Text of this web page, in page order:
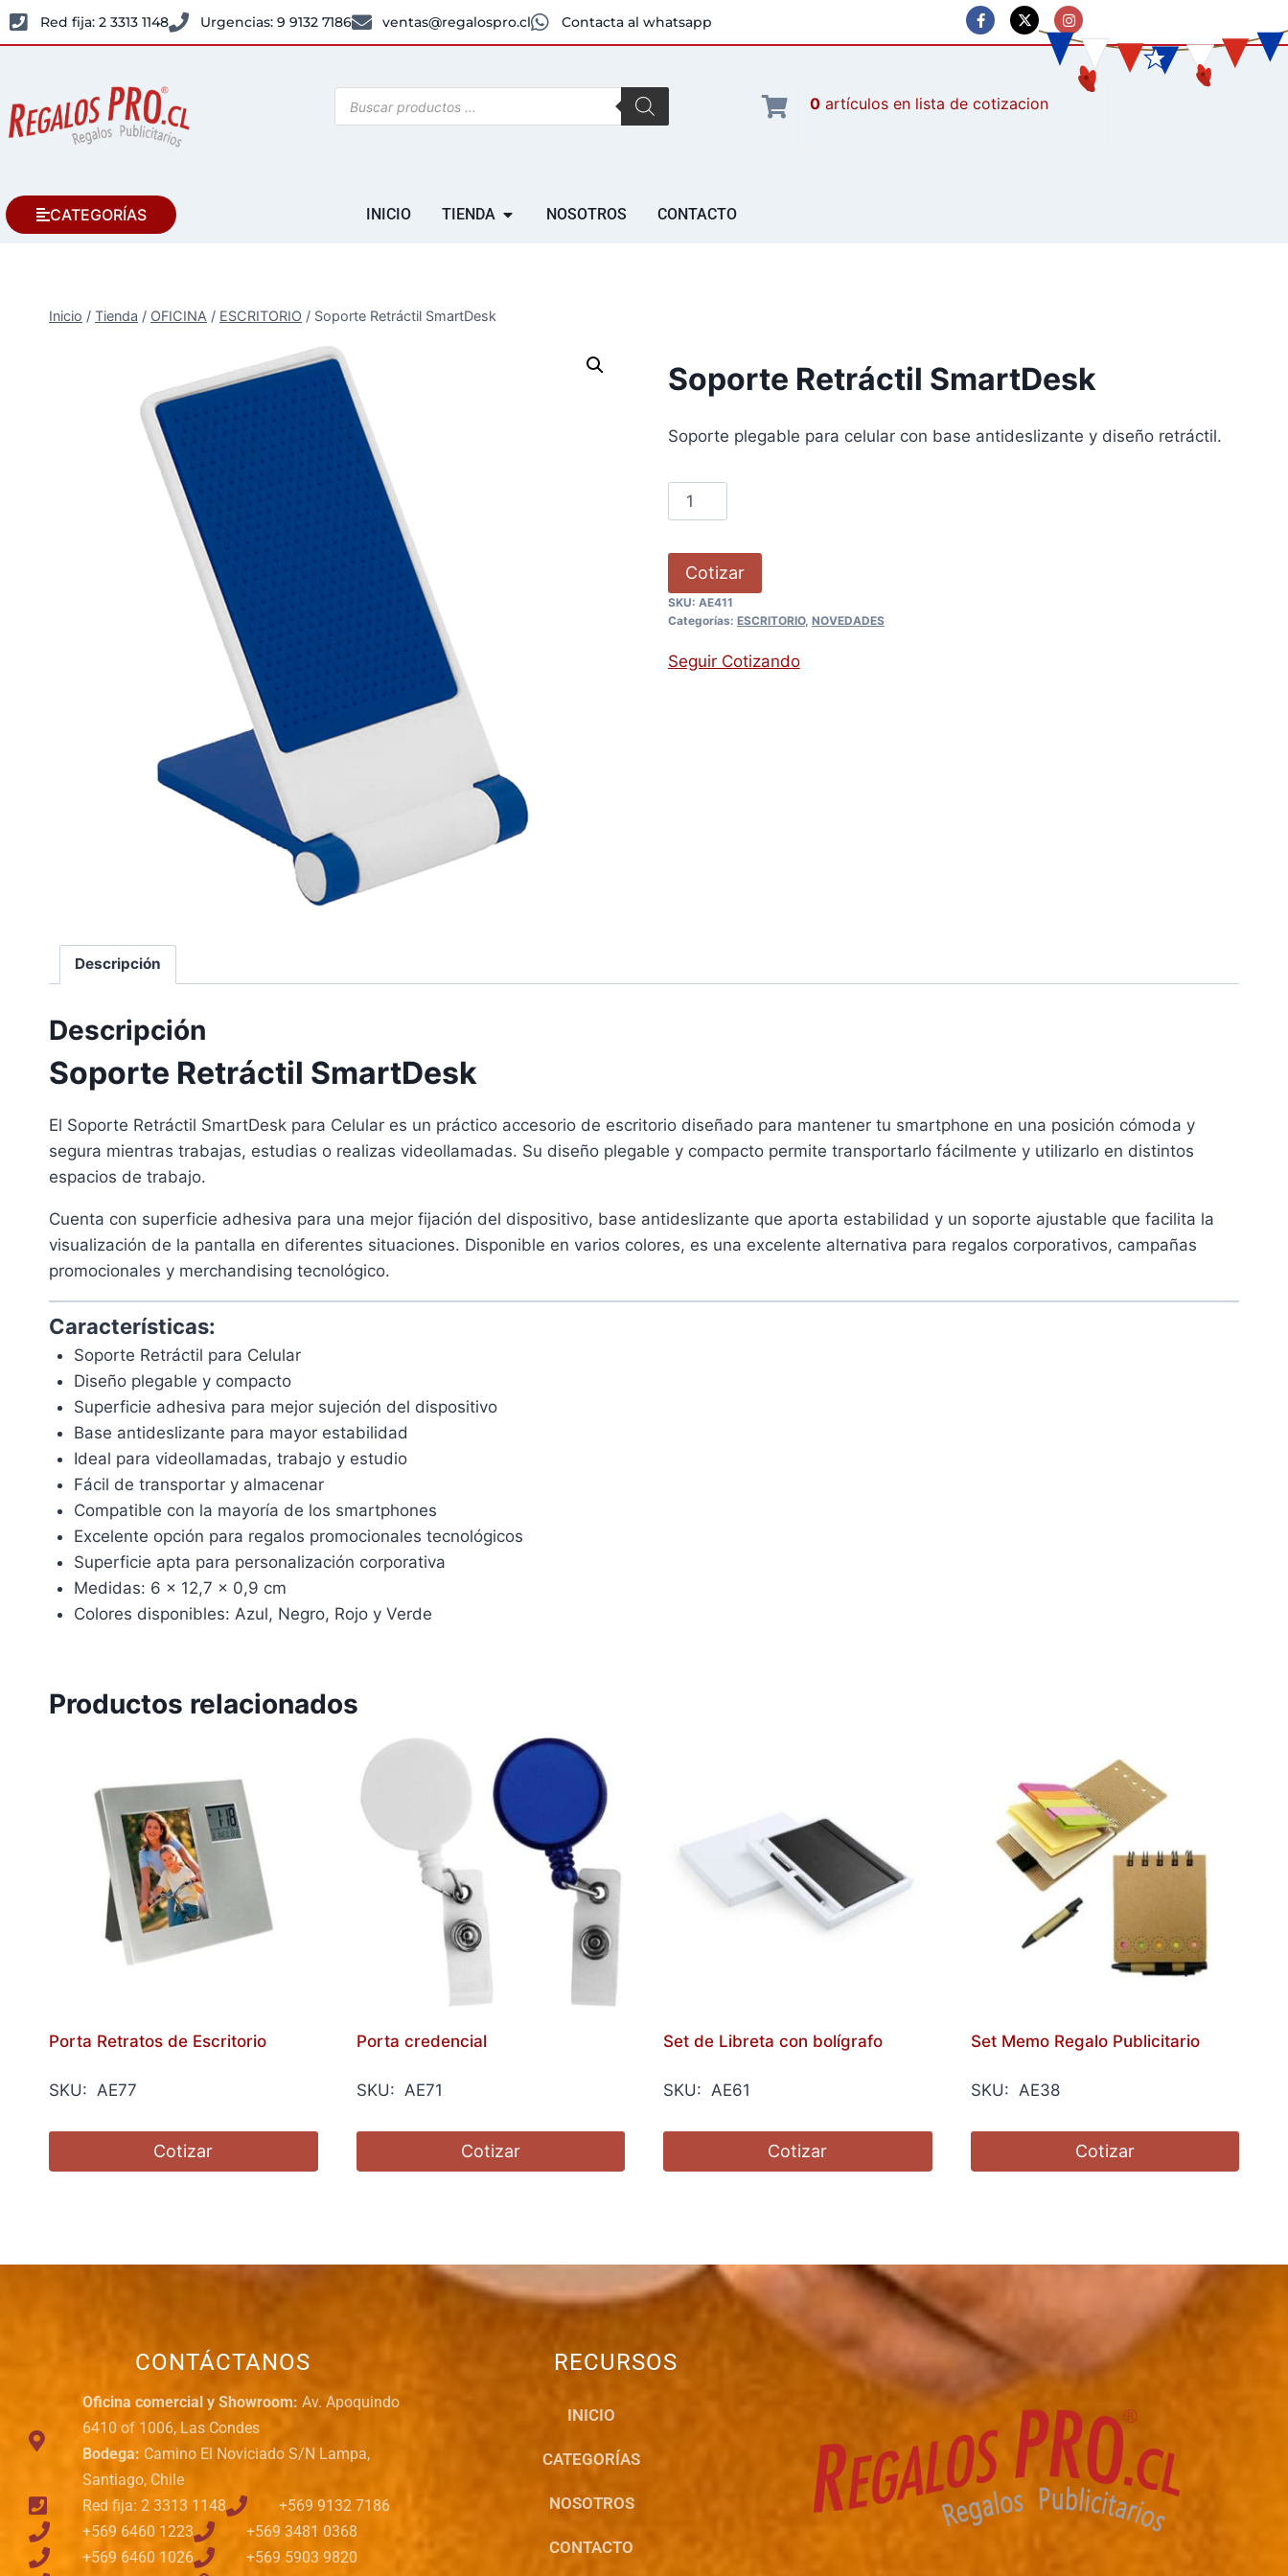
Red fija: 2 3313 1148 Urgencias: 9 9132 7186 ventas@regalospro.cl Contacta al whatsapp
0 artículos
CATEGORÍAS INICIO TIENDA NOSOTROS CONTACTO
Inicio / Tienda / OFICINA / ESCRITORIO / Soporte Retráctil SmartDesk
Soporte Retráctil SmartDesk
Soporte plegable para celular con base antideslizante y diseño retráctil.
Cotizar
SKU: AE411
Categorías: ESCRITORIO, NOVEDADES
Seguir Cotizando
Descripción
Descripción
Soporte Retráctil SmartDesk
El Soporte Retráctil SmartDesk para Celular es un práctico accesorio de escritorio diseñado para mantener tu smartphone en una posición cómoda y
segura mientras trabajas, estudias o realizas videollamadas. Su diseño plegable y compacto permite transportarlo fácilmente y utilizarlo en distintos
espacios de trabajo.
Cuenta con superficie adhesiva para una mejor fijación del dispositivo, base antideslizante que aporta estabilidad y un soporte ajustable que facilita la
visualización de la pantalla en diferentes situaciones. Disponible en varios colores, es una excelente alternativa para regalos corporativos, campañas
promocionales y merchandising tecnológico.
Características:
Soporte Retráctil para Celular
Diseño plegable y compacto
Superficie adhesiva para mejor sujeción del dispositivo
Base antideslizante para mayor estabilidad
Ideal para videollamadas, trabajo y estudio
Fácil de transportar y almacenar
Compatible con la mayoría de los smartphones
Excelente opción para regalos promocionales tecnológicos
Superficie apta para personalización corporativa
Medidas: 6 x 12,7 x 0,9 cm
Colores disponibles: Azul, Negro, Rojo y Verde
Productos relacionados
Porta Retratos de Escritorio
SKU: AE77
Cotizar
Porta credencial
SKU: AE71
Cotizar
Set de Libreta con bolígrafo
SKU: AE61
Cotizar
Set Memo Regalo Publicitario
SKU: AE38
Cotizar
CONTÁCTANOS
Oficina comercial y Showroom: Av. Apoquindo
6410 of 1006, Las Condes
Bodega: Camino El Noviciado S/N Lampa,
Santiago, Chile
Red fija: 2 3313 1148
+569 9132 7186
+569 6460 1223
+569 3481 0368
+569 6460 1026
+569 5903 9820
RECURSOS
INICIO
CATEGORÍAS
NOSOTROS
CONTACTO